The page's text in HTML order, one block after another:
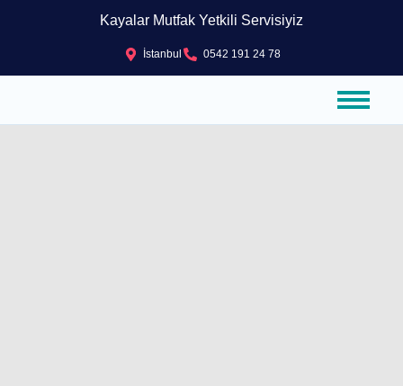
Kayalar Mutfak Yetkili Servisiyiz
İstanbul 0542 191 24 78